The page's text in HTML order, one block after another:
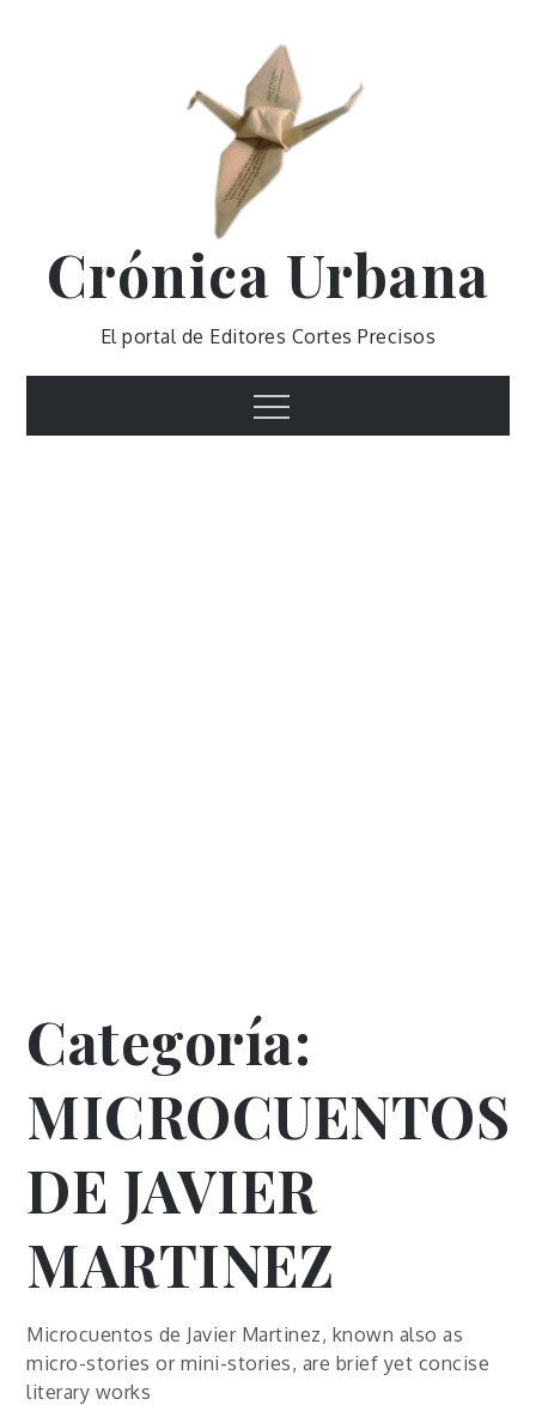
Crónica Urbana
El portal de Editores Cortes Precisos
Menu
Categoría:
MICROCUENTOS
DE JAVIER
MARTINEZ
Microcuentos de Javier Martinez, known also as
micro-stories or mini-stories, are brief yet concise
literary works